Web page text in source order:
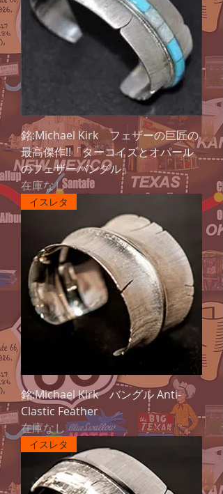
銘:Michael Kirk フェザーの巨匠の
最高傑作!!「ターコイズとオパール
のフェザーバングル」
在庫なし
イスレタ
銘:Michael Kirk バングル Anti-
Clastic Feather
在庫なし
イスレタ